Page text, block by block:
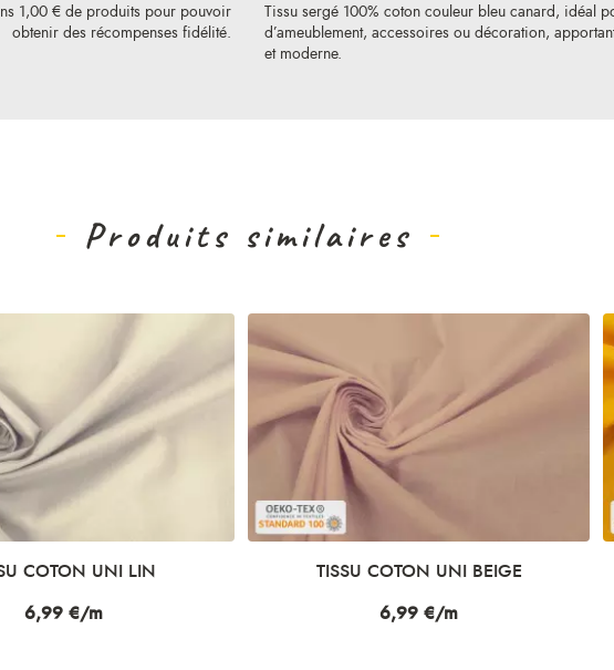
1,00 € de produits pour pouvoir
obtenir des récompenses fidélité.
Tissu sergé 100% coton couleur bleu canard, idéal
d’ameublement, accessoires ou décoration,
et moderne.
Produits similaires
COTON UNI BEIGE
Prix
6,99 €/m
TISSU COTON UNI SOLEIL
Prix
6,99 €/m